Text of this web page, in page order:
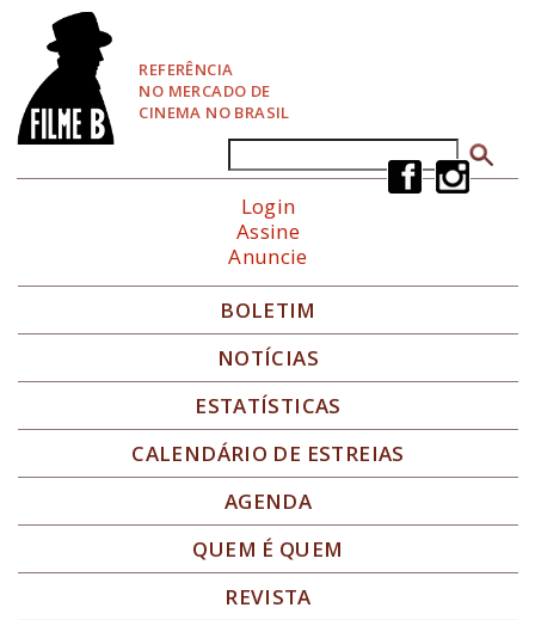
REFERÊNCIA
NO MERCADO DE
CINEMA NO BRASIL
Formulário de busca
Login
Assine
Anuncie
BOLETIM
NOTÍCIAS
ESTATÍSTICAS
CALENDÁRIO DE ESTREIAS
AGENDA
QUEM É QUEM
REVISTA